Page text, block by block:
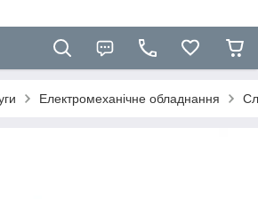
Електромеханічне обладнання